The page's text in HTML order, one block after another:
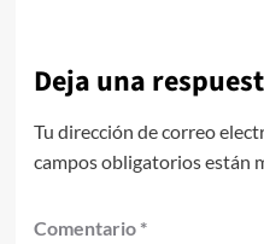
Deja una
Tu dirección de correo
campos obligatorios están
Comentario *